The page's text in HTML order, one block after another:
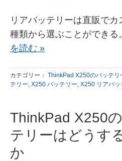
リアバッテリーは直販で
種類から選ぶことができ
を読む »
カテゴリー： ThinkPad X250のバッテリ
テリー, X250 バッテリー, X250 リアバッ
ThinkPad X250
テリーはどうす
か